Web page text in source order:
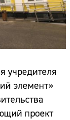
учредителя
элемент»
проект